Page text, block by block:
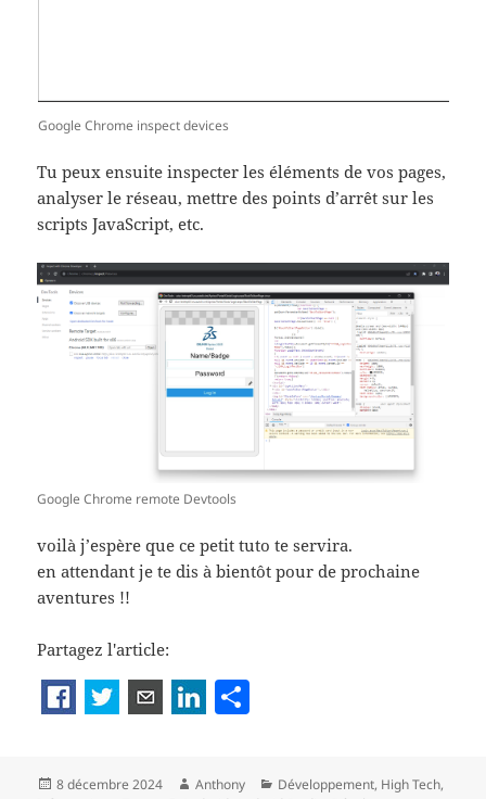
Google Chrome inspect devices
Tu peux ensuite inspecter les éléments de vos pages,
analyser le réseau, mettre des points d’arrêt sur les
scripts JavaScript, etc.
Google Chrome remote Devtools
voilà j’espère que ce petit tuto te servira.
en attendant je te dis à bientôt pour de prochaine
aventures !!
Partagez l'article:
Publié
8 décembre 2024 Auteur
Anthony Catégories
Développement, High Tech,